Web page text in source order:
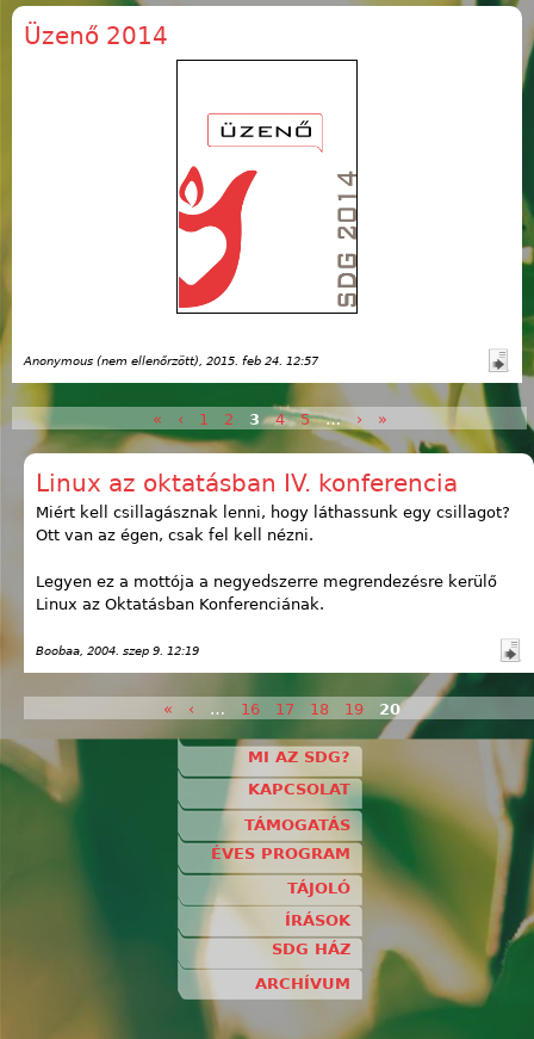
Üzenő 2014
Anonymous (nem ellenőrzött), 2015. feb 24. 12:57
Oldalak « ‹ 1 2 3 4 5 … › »
Linux az oktatásban IV. konferencia
Miért kell csillagásznak lenni, hogy láthassunk egy csillagot?
Ott van az égen, csak fel kell nézni.
Legyen ez a mottója a negyedszerre megrendezésre kerülő
Linux az Oktatásban Konferenciának.
Boobaa, 2004. szep 9. 12:19
Oldalak « ‹ … 16 17 18 19 20
MI AZ SDG?
KAPCSOLAT
TÁMOGATÁS
ÉVES PROGRAM
TÁJOLÓ
ÍRÁSOK
SDG HÁZ
ARCHÍVUM